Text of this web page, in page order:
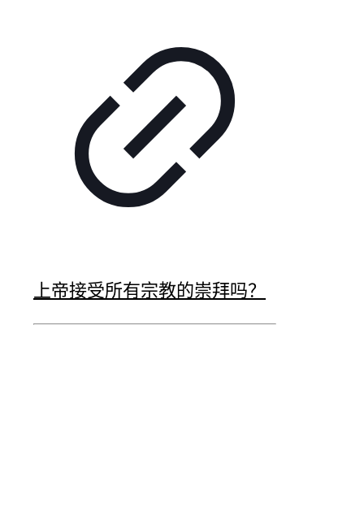
上帝接受所有宗教的崇拜吗？